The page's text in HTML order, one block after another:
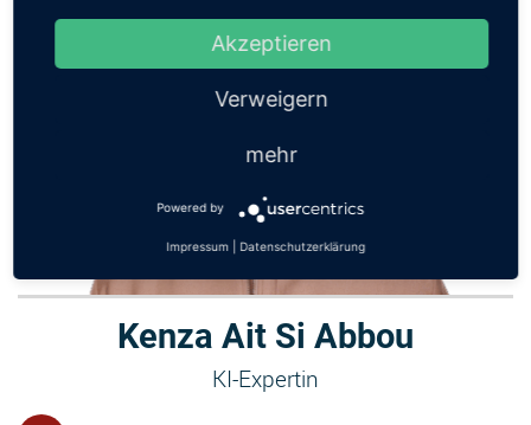
Kenza Ait Si Abbou
KI-Expertin
Akzeptieren
Verweigern
mehr
Powered by
Impressum Datenschutzerklärung